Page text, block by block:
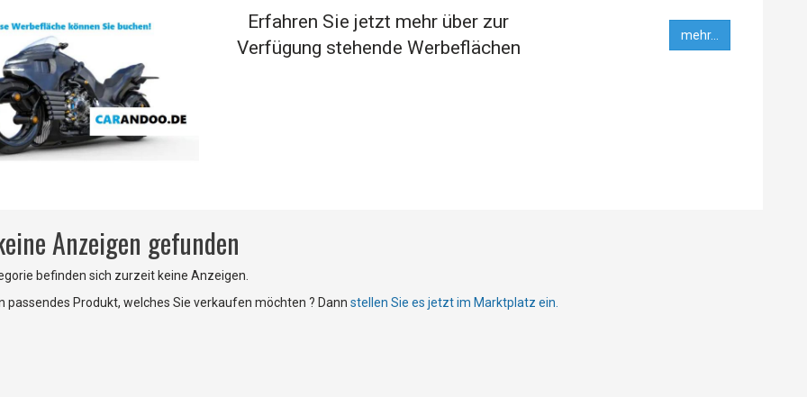
Erfahren Sie jetzt mehr über zur
Verfügung stehende Werbeflächen
mehr...
Anzeigen gefunden
befinden sich zurzeit keine Anzeigen.
passendes Produkt, welches Sie verkaufen möchten ? Dann stellen Sie es jetzt im Marktplatz ein.